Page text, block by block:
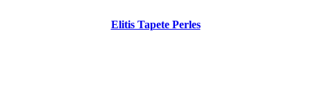
Elitis Tapete Perles